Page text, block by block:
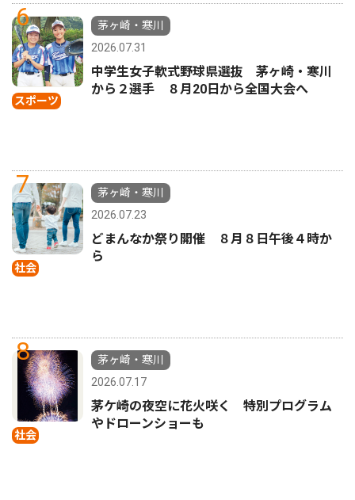
6
スポーツ
茅ヶ崎・寒川
2026.07.31
中学生女子軟式野球県選抜 茅ヶ崎・寒川
から２選手 ８月20日から全国大会へ
7
社会
茅ヶ崎・寒川
2026.07.23
どまんなか祭り開催 ８月８日午後４時か
ら
8
社会
茅ヶ崎・寒川
2026.07.17
茅ケ崎の夜空に花火咲く 特別プログラム
やドローンショーも